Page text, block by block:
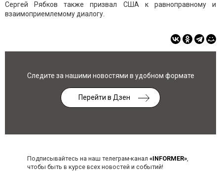
Сергей Рябков также призвал США к равноправному и
взаимоприемлемому диалогу.
Следите за нашими новостями в удобном формате
Перейти в Дзен
Подписывайтесь на наш телеграм-канал «INFORMER»,
чтобы быть в курсе всех новостей и событий!